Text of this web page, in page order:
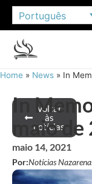
Português
Home » News » In
Voltar
às
notícias
In
maio de
maio 14, 2021
Por:Notícias